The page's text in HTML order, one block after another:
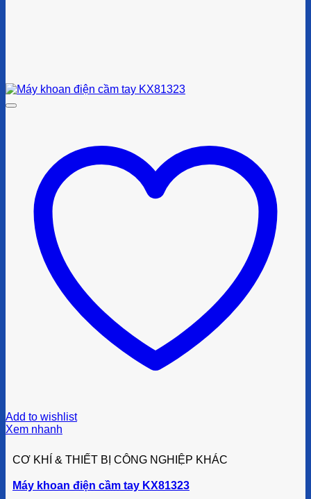
Add to wishlist
Xem nhanh
CƠ KHÍ & THIẾT BỊ CÔNG NGHIỆP KHÁC
Máy khoan điện cầm tay KX81323